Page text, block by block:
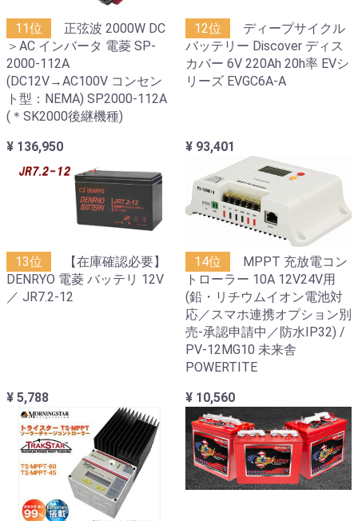
11位
正弦波 2000W DC
＞AC インバータ 電菱 SP-
2000-112A
(DC12V→AC100V コンセン
ト型：NEMA) SP2000-112A
(＊SK2000後継機種)
¥ 136,950
12位
ディープサイクル
バッテリー Discover ディス
カバー 6V 220Ah 20h率 EVシ
リーズ EVGC6A-A
¥ 93,401
13位
【在庫確認必要】
DENRYO 電菱 バッテリ 12V
／ JR7.2-12
¥ 5,788
14位
MPPT 充放電コン
トローラー 10A 12V24V用
(鉛・リチウムイオン電池対
応／スマホ連携オプション別
売-承認申請中／防水IP32) /
PV-12MG10 未来舎
POWERTITE
¥ 10,560